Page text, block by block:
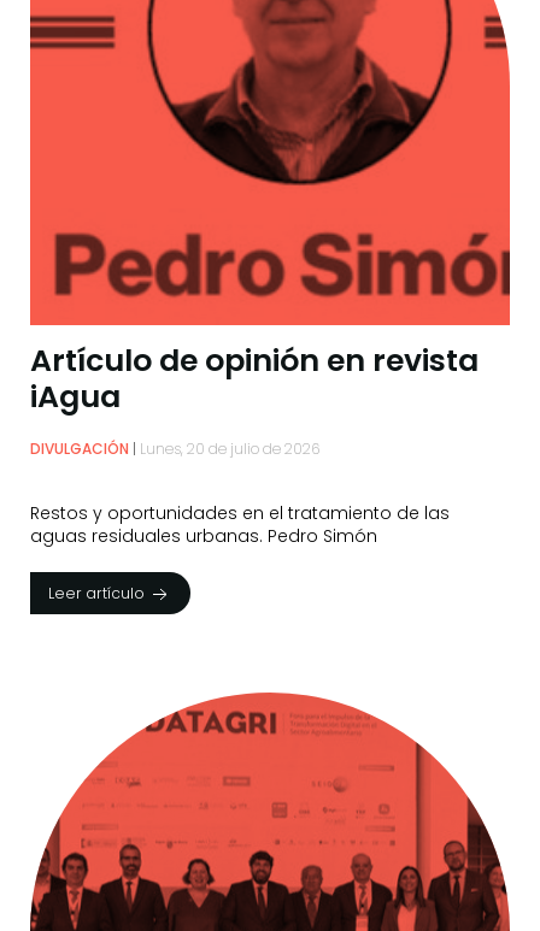
Artículo de opinión en revista
iAgua
DIVULGACIÓN Lunes, 20 de julio de 2026
Restos y oportunidades en el tratamiento de las
aguas residuales urbanas. Pedro Simón
Leer artículo